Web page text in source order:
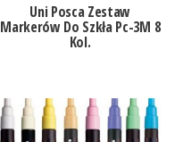
Uni Posca Zestaw
Markerów Do Szkła Pc-3M 8
Kol.